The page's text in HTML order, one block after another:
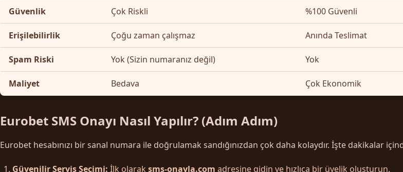
Güvenlik Çok Riskli %100 Güvenli
Erişilebilirlik Çoğu zaman çalışmaz Anında Teslimat
Spam Riski Yok (Sizin numaranız değil) Yok
Maliyet Bedava Çok Ekonomik
Eurobet SMS Onayı Nasıl Yapılır? (Adım Adım)
Eurobet hesabınızı bir sanal numara ile doğrulamak sandığınızdan çok daha kolaydır. İşte dakikalar
Güvenilir Servis Seçimi: İlk olarak sms-onayla.com adresine gidin ve hızlıca bir üyelik oluşturun.